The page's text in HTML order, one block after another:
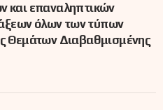
και επαναληπτικών
όλων των τύπων
Θεμάτων Διαβαθμισμένης